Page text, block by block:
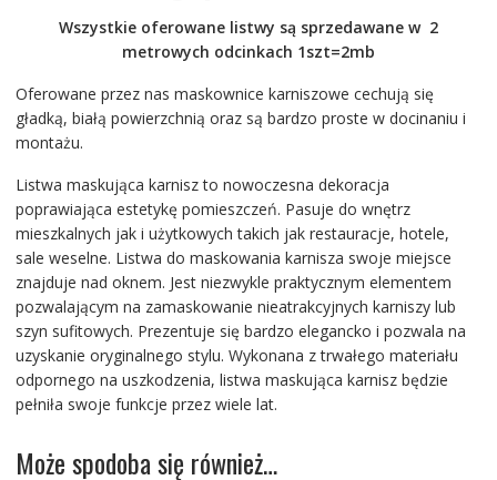
Wszystkie oferowane listwy są sprzedawane w 2
metrowych odcinkach 1szt=2mb
Oferowane przez nas maskownice karniszowe cechują się
gładką, białą powierzchnią oraz są bardzo proste w docinaniu i
montażu.
Listwa maskująca karnisz to nowoczesna dekoracja
poprawiająca estetykę pomieszczeń. Pasuje do wnętrz
mieszkalnych jak i użytkowych takich jak restauracje, hotele,
sale weselne. Listwa do maskowania karnisza swoje miejsce
znajduje nad oknem. Jest niezwykle praktycznym elementem
pozwalającym na zamaskowanie nieatrakcyjnych karniszy lub
szyn sufitowych. Prezentuje się bardzo elegancko i pozwala na
uzyskanie oryginalnego stylu. Wykonana z trwałego materiału
odpornego na uszkodzenia, listwa maskująca karnisz będzie
pełniła swoje funkcje przez wiele lat.
Może spodoba się również…